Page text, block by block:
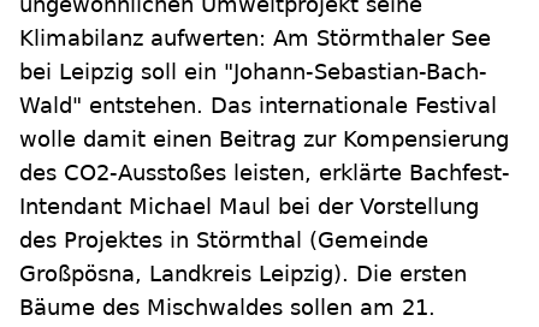
Klimabilanz aufwerten: Am Störmthaler See
bei Leipzig soll ein "Johann-Sebastian-Bach-
Wald" entstehen. Das internationale Festival
wolle damit einen Beitrag zur Kompensierung
des CO2-Ausstoßes leisten, erklärte Bachfest-
Intendant Michael Maul bei der Vorstellung
des Projektes in Störmthal (Gemeinde
Großpösna, Landkreis Leipzig). Die ersten
Bäume des Mischwaldes sollen am 21.